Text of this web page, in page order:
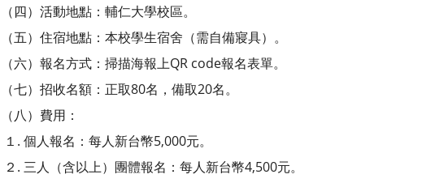
（四）活動地點：輔仁大學校區。
（五）住宿地點：本校學生宿舍（需自備寢具）。
（六）報名方式：掃描海報上QR code報名表單。
（七）招收名額：正取80名，備取20名。
（八）費用：
１. 個人報名：每人新台幣5,000元。
２. 三人（含以上）團體報名：每人新台幣4,500元。